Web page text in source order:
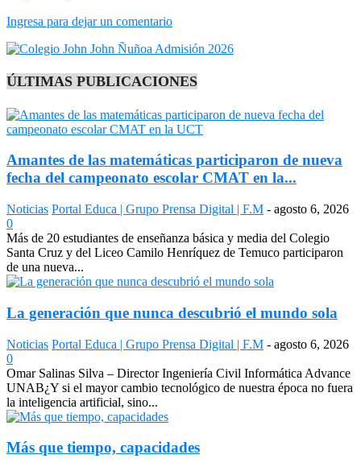
Ingresa para dejar un comentario
ÚLTIMAS PUBLICACIONES
Amantes de las matemáticas participaron de nueva
fecha del campeonato escolar CMAT en la...
Noticias Portal Educa | Grupo Prensa Digital | F.M - agosto 6, 2026
0
Más de 20 estudiantes de enseñanza básica y media del Colegio
Santa Cruz y del Liceo Camilo Henríquez de Temuco participaron
de una nueva...
La generación que nunca descubrió el mundo sola
Noticias Portal Educa | Grupo Prensa Digital | F.M - agosto 6, 2026
0
Omar Salinas Silva – Director Ingeniería Civil Informática Advance
UNAB¿Y si el mayor cambio tecnológico de nuestra época no fuera
la inteligencia artificial, sino...
Más que tiempo, capacidades